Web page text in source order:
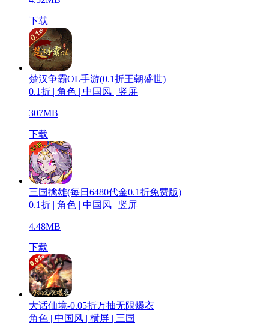
下载
楚汉争霸OL手游(0.1折王朝盛世)
0.1折 | 角色 | 中国风 | 竖屏
307MB
下载
三国擒雄(每日6480代金0.1折免费版)
0.1折 | 角色 | 中国风 | 竖屏
4.48MB
下载
大话仙境-0.05折万抽无限爆衣
角色 | 中国风 | 横屏 | 三国